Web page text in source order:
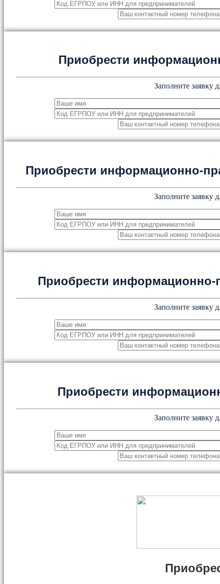
Приобрести
Заполните заявку
Приобрести информационно-
Заполните заявку
Приобрести
Заполните заявку
Приобрести
Заполните заявку